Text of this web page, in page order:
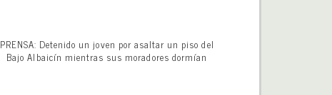
PRENSA: Detenido un joven por asaltar un piso del
Bajo Albaicín mientras sus moradores dormían